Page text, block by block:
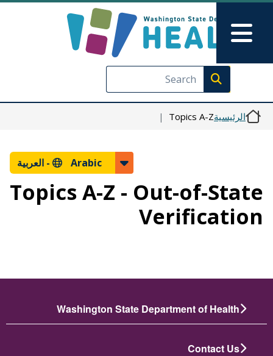
تجاوز إلى المحتوى الرئيسي
Skip to Feedback
Execute search
Main Menu
الرئيسيةTopics A-Z
Arabic - العربية
Topics A-Z - Out-of-State
Verification
Washington State Department of Health
Contact Us